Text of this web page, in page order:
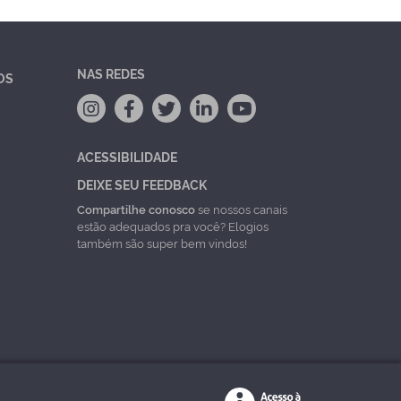
NAS REDES
ACESSIBILIDADE
DEIXE SEU FEEDBACK
Compartilhe conoscose nossos canais
estão adequados pra você? Elogios
também são super bem vindos!